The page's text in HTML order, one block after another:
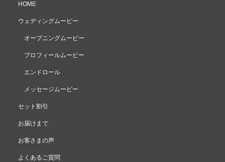
HOME
ウェディングムービー
オープニングムービー
プロフィールムービー
エンドロール
メッセージムービー
セット割引
お届けまで
お客さまの声
よくあるご質問